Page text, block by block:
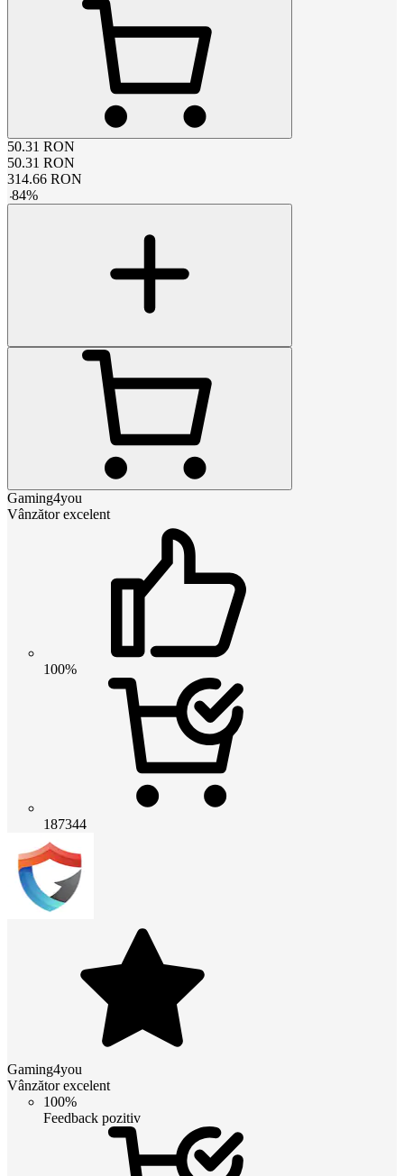
50.31 RON
50.31 RON
314.66 RON
-84%
Gaming4you
Vânzător excelent
100%
187344
Gaming4you
Vânzător excelent
100%
Feedback pozitiv